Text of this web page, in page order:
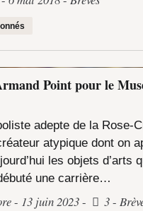
Point pour le
adepte de la Rose-
atypique dont on
les objets d’arts
une carrière…
13 juin 2023 3